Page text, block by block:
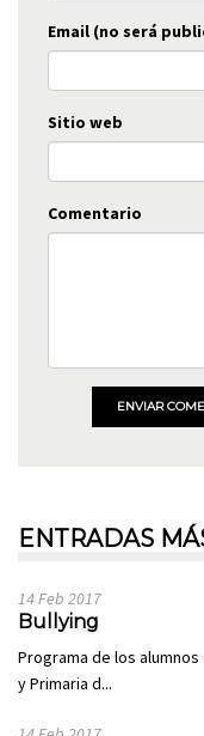
Email (no será
Sitio web
Comentario
ENVIAR
ENTRADAS
14 Feb 2017
Bullying
Programa de los
y Primaria d...